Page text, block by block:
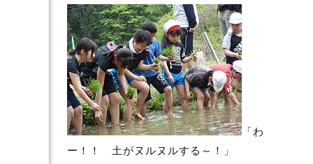
「わ
ー！！ 土がヌルヌルする～！」